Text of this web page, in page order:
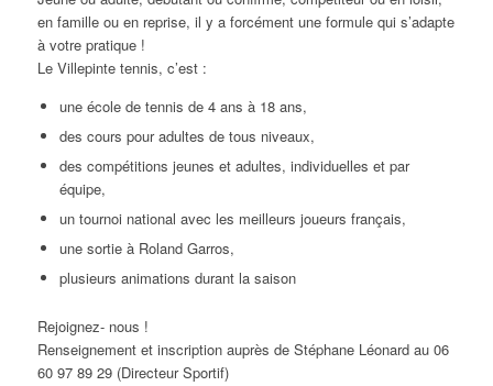
en famille ou en reprise, il y a forcément une formule qui s’adapte
à votre pratique !
Le Villepinte tennis, c’est :
une école de tennis de 4 ans à 18 ans,
des cours pour adultes de tous niveaux,
des compétitions jeunes et adultes, individuelles et par
équipe,
un tournoi national avec les meilleurs joueurs français,
une sortie à Roland Garros,
plusieurs animations durant la saison
Rejoignez- nous !
Renseignement et inscription auprès de Stéphane Léonard au 06
60 97 89 29 (Directeur Sportif)